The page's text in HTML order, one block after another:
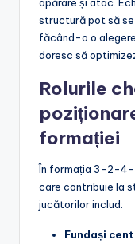
structură pot să
făcând-o o
doresc să
Rolurile
formației
În formația 3-2-4-
care contribuie la
jucătorilor includ:
Fundași